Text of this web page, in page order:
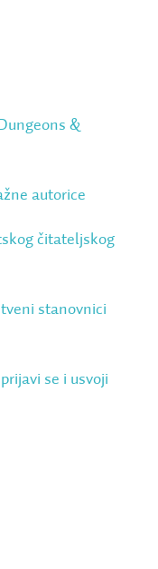
&
autorice
čitateljskog
stanovnici
se i usvoji